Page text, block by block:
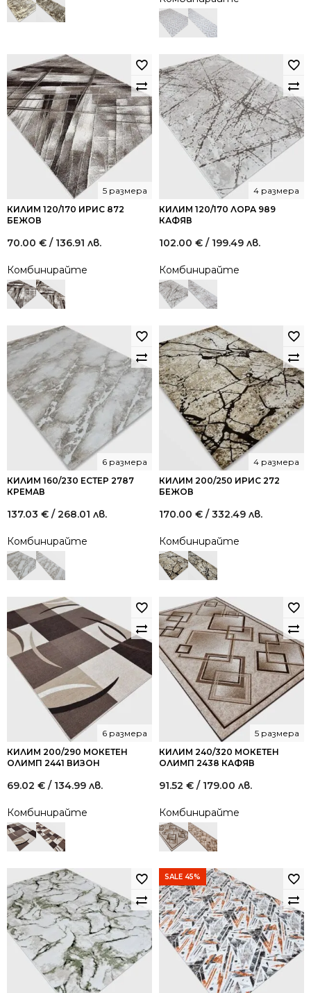
61.00 €
/
КИЛИМ 120/170 ИРИС 872
БЕЖОВ
5 размера
70.00 € / 136.91 лв.
Комбинирайте
КИЛИМ 120/170 ЛОРА 989
КАФЯВ
4 размера
102.00 € / 199.49 лв.
Комбинирайте
КИЛИМ 160/230 ЕСТЕР 2787
КРЕМАВ
6 размера
137.03 € / 268.01 лв.
Комбинирайте
КИЛИМ 200/250 ИРИС 272
БЕЖОВ
4 размера
170.00 € / 332.49 лв.
Комбинирайте
КИЛИМ 200/290 МОКЕТЕН
ОЛИМП 2441 ВИЗОН
6 размера
69.02 € / 134.99 лв.
Комбинирайте
КИЛИМ 240/320 МОКЕТЕН
ОЛИМП 2438 КАФЯВ
5 размера
91.52 € / 179.00 лв.
Комбинирайте
SALE 45%